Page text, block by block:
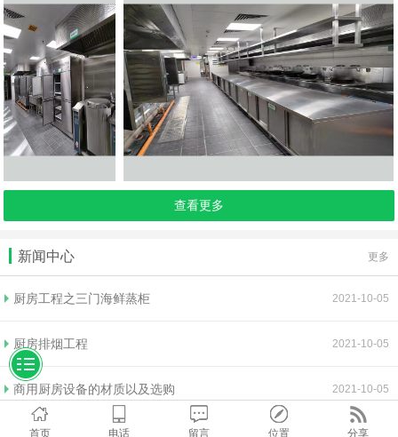
查看更多
新闻中心 更多
厨房工程之三门海鲜蒸柜 2021-10-05
厨房排烟工程 2021-10-05
商用厨房设备的材质以及选购 2021-10-05
首页 电话 留言 位置 分享